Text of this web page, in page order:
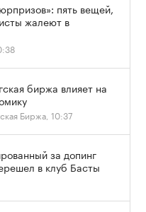
пять вещей,
жалеют в
биржа влияет на
Биржа, 10:37
за допинг
в клуб Басты